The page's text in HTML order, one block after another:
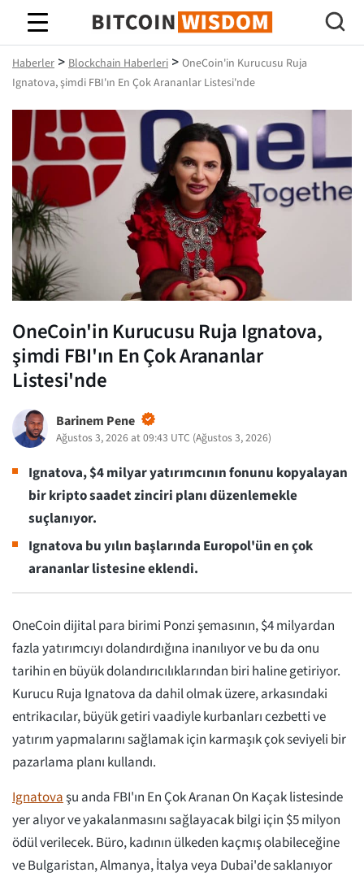
Bitcoin Bilgeliği
Haberler > Blockchain Haberleri > OneCoin'in Kurucusu Ruja
Ignatova, şimdi FBI'ın En Çok Arananlar Listesi'nde
OneCoin'in Kurucusu Ruja Ignatova,
şimdi FBI'ın En Çok Arananlar
Listesi'nde
Barinem Pene
Ağustos 3, 2026 at 09:43 UTC (Ağustos 3, 2026)
Ignatova, $4 milyar yatırımcının fonunu kopyalayan
bir kripto saadet zinciri planı düzenlemekle
suçlanıyor.
Ignatova bu yılın başlarında Europol'ün en çok
arananlar listesine eklendi.
OneCoin dijital para birimi Ponzi şemasının, $4 milyardan
fazla yatırımcıyı dolandırdığına inanılıyor ve bu da onu
tarihin en büyük dolandırıcılıklarından biri haline getiriyor.
Kurucu Ruja Ignatova da dahil olmak üzere, arkasındaki
entrikacılar, büyük getiri vaadiyle kurbanları cezbetti ve
yatırım yapmalarını sağlamak için karmaşık çok seviyeli bir
pazarlama planı kullandı.
Ignatovaşu anda FBI'ın En Çok Aranan On Kaçak listesinde
yer alıyor ve yakalanmasını sağlayacak bilgi için $5 milyon
ödül verilecek. Büro, kadının ülkeden kaçmış olabileceğine
ve Bulgaristan, Almanya, İtalya veya Dubai'de saklanıyor